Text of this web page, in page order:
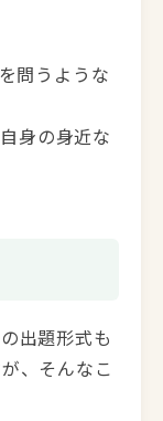
うような
身の身近な
出題形式も
、そんなこ